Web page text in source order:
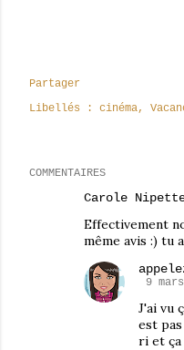
Partager
Libellés :
cinéma
COMMENTAIRES
Carole
Effectivement
même avis :) tu
9
J'ai vu
est
ri et ça